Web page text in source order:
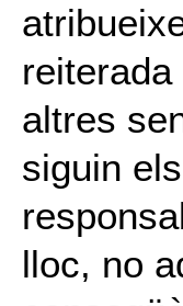
altres
siguin
lloc, no